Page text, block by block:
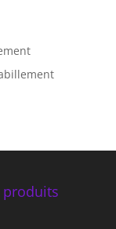
produits